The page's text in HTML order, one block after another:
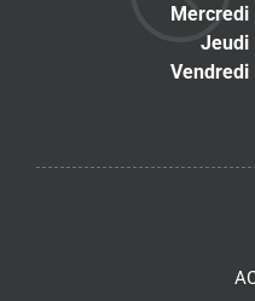
Mercredi
Jeudi
Vendredi